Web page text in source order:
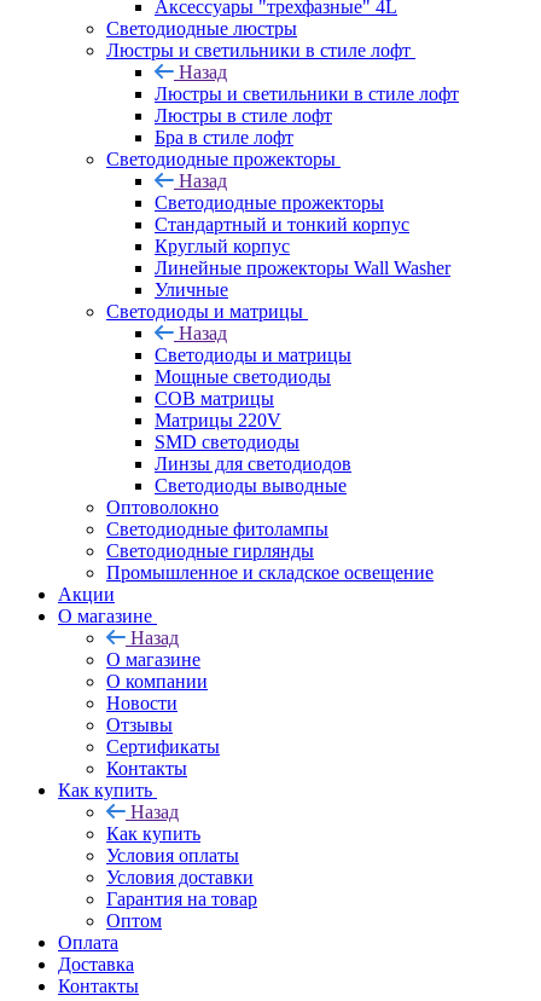
Аксессуары "трехфазные" 4L
Светодиодные люстры
Люстры и светильники в стиле лофт
Назад
Люстры и светильники в стиле лофт
Люстры в стиле лофт
Бра в стиле лофт
Светодиодные прожекторы
Назад
Светодиодные прожекторы
Стандартный и тонкий корпус
Круглый корпус
Линейные прожекторы Wall Washer
Уличные
Светодиоды и матрицы
Назад
Светодиоды и матрицы
Мощные светодиоды
COB матрицы
Матрицы 220V
SMD светодиоды
Линзы для светодиодов
Светодиоды выводные
Оптоволокно
Светодиодные фитолампы
Светодиодные гирлянды
Промышленное и складское освещение
Акции
О магазине
Назад
О магазине
О компании
Новости
Отзывы
Сертификаты
Контакты
Как купить
Назад
Как купить
Условия оплаты
Условия доставки
Гарантия на товар
Оптом
Оплата
Доставка
Контакты